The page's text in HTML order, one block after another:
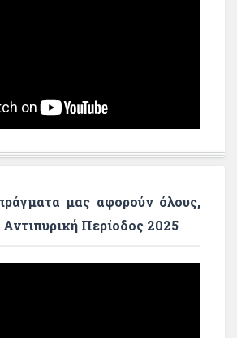
μας αφορούν όλους,
Περίοδος 2025